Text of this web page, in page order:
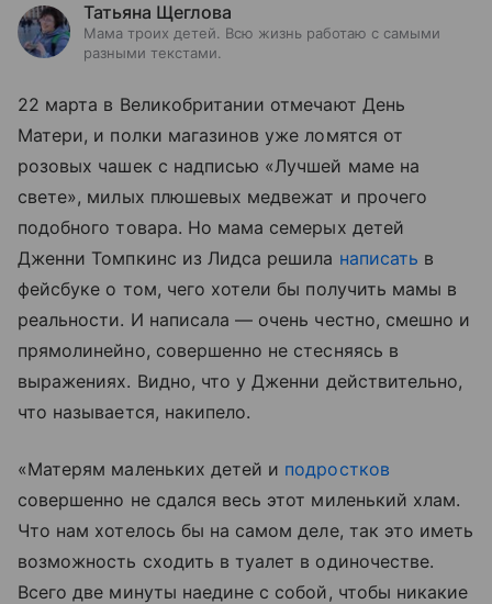
Татьяна Щеглова
Мама троих детей. Всю жизнь работаю с самыми
разными текстами.
22 марта в Великобритании отмечают День
Матери, и полки магазинов уже ломятся от
розовых чашек с надписью «Лучшей маме на
свете», милых плюшевых медвежат и прочего
подобного товара. Но мама семерых детей
Дженни Томпкинс из Лидса решила написать в
фейсбуке о том, чего хотели бы получить мамы в
реальности. И написала — очень честно, смешно и
прямолинейно, совершенно не стесняясь в
выражениях. Видно, что у Дженни действительно,
что называется, накипело.
«Матерям маленьких детей и подростков
совершенно не сдался весь этот миленький хлам.
Что нам хотелось бы на самом деле, так это иметь
возможность сходить в туалет в одиночестве.
Всего две минуты наедине с собой, чтобы никакие